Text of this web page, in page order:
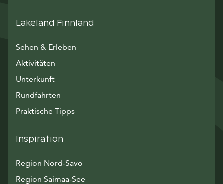
Lakeland Finnland
Sehen & Erleben
Aktivitäten
Unterkunft
Rundfahrten
Praktische Tipps
Inspiration
Region Nord-Savo
Region Saimaa-See